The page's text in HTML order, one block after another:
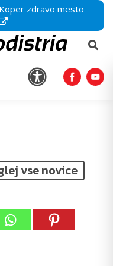
Koper zdravo mesto
vse novice